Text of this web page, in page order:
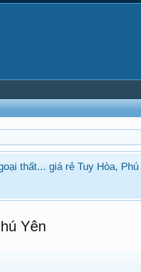
thất... giá rẻ Tuy Hòa, Phú
Yên